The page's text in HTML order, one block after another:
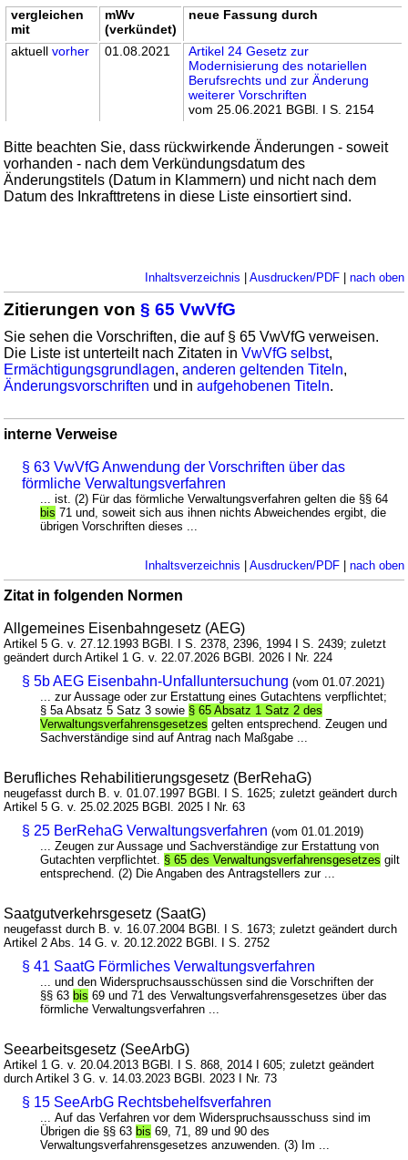
vergleichen
mit
mWv
(verkündet)
neue Fassung durch
aktuellvorher 01.08.2021
Artikel 24 Gesetz zur
Modernisierung des notariellen
Berufsrechts und zur Änderung
weiterer Vorschriften
vom 25.06.2021 BGBl. I S. 2154
Bitte beachten Sie, dass rückwirkende Änderungen - soweit
vorhanden - nach dem Verkündungsdatum des
Änderungstitels (Datum in Klammern) und nicht nach dem
Datum des Inkrafttretens in diese Liste einsortiert sind.
Inhaltsverzeichnis | Ausdrucken/PDF| nach oben
Zitierungen von§ 65 VwVfG
Sie sehen die Vorschriften, die auf § 65 VwVfG verweisen.
Die Liste ist unterteilt nach Zitaten inVwVfG selbst,
Ermächtigungsgrundlagen,anderen geltenden Titeln,
Änderungsvorschriften und inaufgehobenen Titeln.
interne Verweise
§ 63 VwVfG Anwendung der Vorschriften über das
förmliche Verwaltungsverfahren
... ist. (2) Für das förmliche Verwaltungsverfahren gelten die §§ 64
bis 71 und, soweit sich aus ihnen nichts Abweichendes ergibt, die
übrigen Vorschriften dieses ...
Inhaltsverzeichnis | Ausdrucken/PDF| nach oben
Zitat in folgenden Normen
Allgemeines Eisenbahngesetz (AEG)
Artikel 5 G. v. 27.12.1993 BGBl. I S. 2378, 2396, 1994 I S. 2439; zuletzt
geändert durch Artikel 1 G. v. 22.07.2026 BGBl. 2026 I Nr. 224
§ 5b AEG Eisenbahn-Unfalluntersuchung (vom 01.07.2021)
... zur Aussage oder zur Erstattung eines Gutachtens verpflichtet;
§ 5a Absatz 5 Satz 3 sowie § 65 Absatz 1 Satz 2 des
Verwaltungsverfahrensgesetzes gelten entsprechend. Zeugen und
Sachverständige sind auf Antrag nach Maßgabe ...
Berufliches Rehabilitierungsgesetz (BerRehaG)
neugefasst durch B. v. 01.07.1997 BGBl. I S. 1625; zuletzt geändert durch
Artikel 5 G. v. 25.02.2025 BGBl. 2025 I Nr. 63
§ 25 BerRehaG Verwaltungsverfahren (vom 01.01.2019)
... Zeugen zur Aussage und Sachverständige zur Erstattung von
Gutachten verpflichtet. § 65 des Verwaltungsverfahrensgesetzes gilt
entsprechend. (2) Die Angaben des Antragstellers zur ...
Saatgutverkehrsgesetz (SaatG)
neugefasst durch B. v. 16.07.2004 BGBl. I S. 1673; zuletzt geändert durch
Artikel 2 Abs. 14 G. v. 20.12.2022 BGBl. I S. 2752
§ 41 SaatG Förmliches Verwaltungsverfahren
... und den Widerspruchsausschüssen sind die Vorschriften der
§§ 63bis 69 und 71 des Verwaltungsverfahrensgesetzes über das
förmliche Verwaltungsverfahren ...
Seearbeitsgesetz (SeeArbG)
Artikel 1 G. v. 20.04.2013 BGBl. I S. 868, 2014 I 605; zuletzt geändert
durch Artikel 3 G. v. 14.03.2023 BGBl. 2023 I Nr. 73
§ 15 SeeArbG Rechtsbehelfsverfahren
... Auf das Verfahren vor dem Widerspruchsausschuss sind im
Übrigen die §§ 63bis 69, 71, 89 und 90 des
Verwaltungsverfahrensgesetzes anzuwenden. (3) Im ...